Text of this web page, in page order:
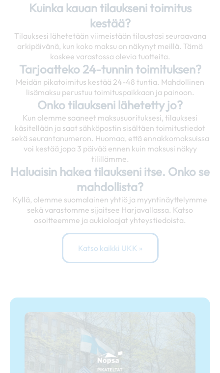
Kuinka kauan tilaukseni toimitus
kestää?
Tilauksesi lähetetään viimeistään tilaustasi seuraavana
arkipäivänä, kun koko maksu on näkynyt meillä. Tämä
koskee varastossa olevia tuotteita.
Tarjoatteko 24-tunnin toimituksen?
Meidän pikatoimitus kestää 24-48 tuntia. Mahdollinen
lisämaksu perustuu toimituspaikkaan ja painoon.
Onko tilaukseni lähetetty jo?
Kun olemme saaneet maksusuorituksesi, tilauksesi
käsitellään ja saat sähköpostin sisältäen toimitustiedot
sekä seurantanumeron. Huomaa, että ennakkomaksuissa
voi kestää jopa 3 päivää ennen kuin maksusi näkyy
tilillämme.
Haluaisin hakea tilaukseni itse. Onko se
mahdollista?
Kyllä, olemme suomalainen yhtiö ja myyntinäyttelymme
sekä varastomme sijaitsee Harjavallassa. Katso
osoitteemme ja aukioloajat yhteystiedoista.
Katso kaikki UKK »